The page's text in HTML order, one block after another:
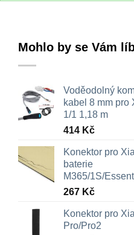
Mohlo by se Vám
Voděodolný
kabel 8 mm pro
1/1 1,18 m
414 Kč
Konektor pro
baterie
M365/1S/
267 Kč
Konektor pro
Pro/Pro2